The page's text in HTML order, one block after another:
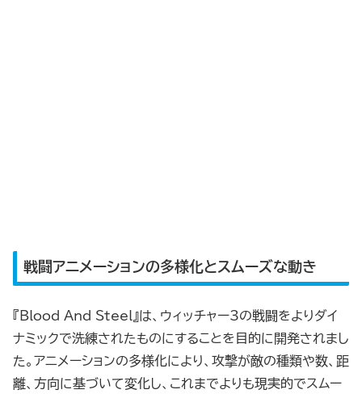
戦闘アニメーションの多様化とスムーズな動き
『Blood And Steel』は、ウィッチャー3の戦闘をよりダイ
ナミックで洗練されたものにすることを目的に開発されまし
た。アニメーションの多様化により、攻撃が敵の種類や数、距
離、方向に基づいて変化し、これまでよりも現実的でスムー